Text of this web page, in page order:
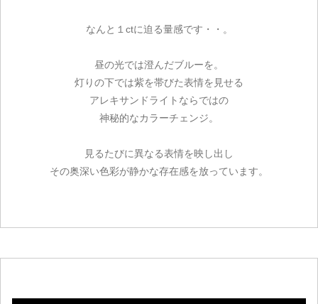
なんと１ctに迫る量感です・・。
昼の光では澄んだブルーを。
灯りの下では紫を帯びた表情を見せる
アレキサンドライトならではの
神秘的なカラーチェンジ。
見るたびに異なる表情を映し出し
その奥深い色彩が静かな存在感を放っています。